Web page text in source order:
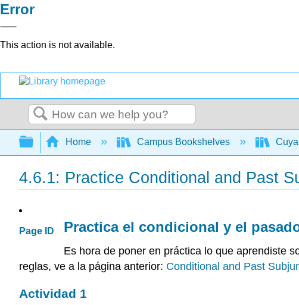
Error
This action is not available.
Search
Expand/collapse global hierarchy
Home Campus Bookshelves
4.6.1: Practice Conditional and Past
Page ID Practica el condicional y el
Es hora de poner en práctica lo que aprendiste
reglas, ve a la página anterior: Conditional and Past
Actividad 1